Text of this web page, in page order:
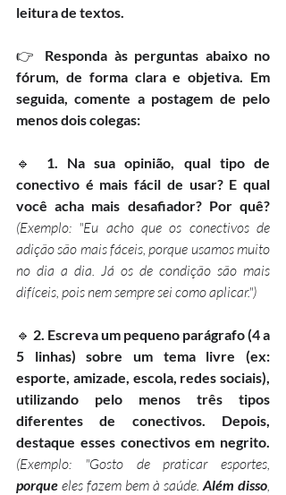
leitura de textos.
👉 Responda às perguntas abaixo no
fórum, de forma clara e objetiva. Em
seguida, comente a postagem de pelo
menos dois colegas:
🔹
1. Na sua opinião, qual tipo de
conectivo é mais fácil de usar? E qual
você acha mais desafiador? Por quê?
(Exemplo: "Eu acho que os conectivos de
adição são mais fáceis, porque usamos muito
no dia a dia. Já os de condição são mais
difíceis, pois nem sempre sei como aplicar.")
🔹 2. Escreva um pequeno parágrafo (4 a
5 linhas) sobre um tema livre (ex:
esporte, amizade, escola, redes sociais),
utilizando pelo menos três tipos
diferentes de conectivos. Depois,
porque eles fazem bem à saúde. Além disso